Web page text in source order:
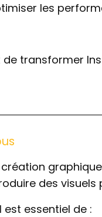
les
transformer
des
essentiel de :